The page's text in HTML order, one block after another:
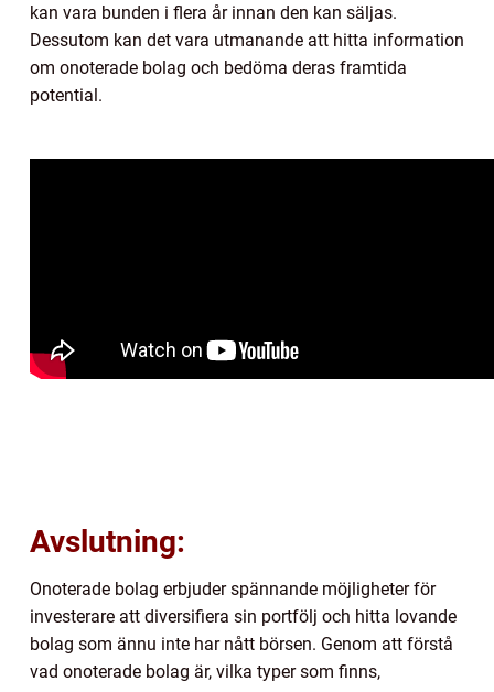
kan vara bunden i flera år innan den kan säljas.
Dessutom kan det vara utmanande att hitta information
om onoterade bolag och bedöma deras framtida
potential.
Avslutning:
Onoterade bolag erbjuder spännande möjligheter för
investerare att diversifiera sin portfölj och hitta lovande
bolag som ännu inte har nått börsen. Genom att förstå
vad onoterade bolag är, vilka typer som finns,